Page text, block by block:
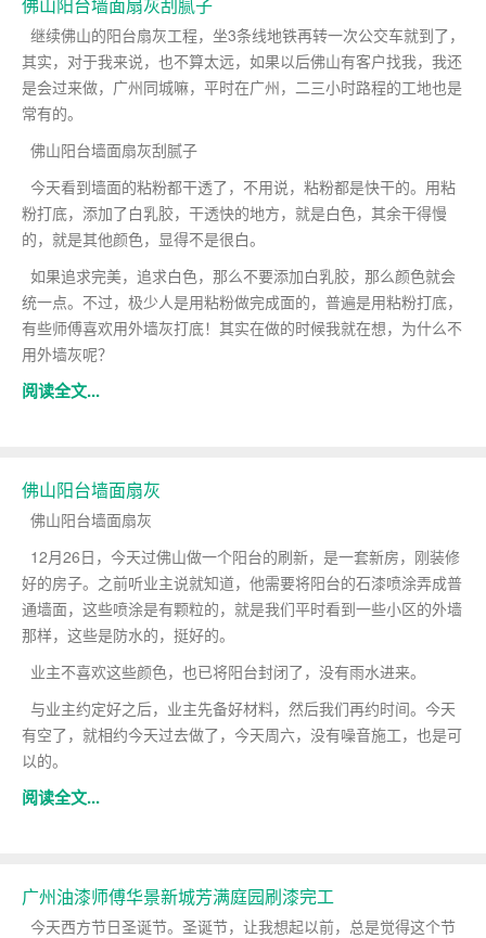
继续佛山的阳台扇灰工程，坐3条线地铁再转一次公交车就到了，
其实，对于我来说，也不算太远，如果以后佛山有客户找我，我还
是会过来做，广州同城嘛，平时在广州，二三小时路程的工地也是
常有的。
佛山阳台墙面扇灰刮腻子
今天看到墙面的粘粉都干透了，不用说，粘粉都是快干的。用粘
粉打底，添加了白乳胶，干透快的地方，就是白色，其余干得慢
的，就是其他颜色，显得不是很白。
如果追求完美，追求白色，那么不要添加白乳胶，那么颜色就会
统一点。不过，极少人是用粘粉做完成面的，普遍是用粘粉打底，
有些师傅喜欢用外墙灰打底！其实在做的时候我就在想，为什么不
用外墙灰呢？
阅读全文...
佛山阳台墙面扇灰
佛山阳台墙面扇灰
12月26日，今天过佛山做一个阳台的刷新，是一套新房，刚装修
好的房子。之前听业主说就知道，他需要将阳台的石漆喷涂弄成普
通墙面，这些喷涂是有颗粒的，就是我们平时看到一些小区的外墙
那样，这些是防水的，挺好的。
业主不喜欢这些颜色，也已将阳台封闭了，没有雨水进来。
与业主约定好之后，业主先备好材料，然后我们再约时间。今天
有空了，就相约今天过去做了，今天周六，没有噪音施工，也是可
以的。
阅读全文...
广州油漆师傅华景新城芳满庭园刷漆完工
今天西方节日圣诞节。圣诞节，让我想起以前，总是觉得这个节